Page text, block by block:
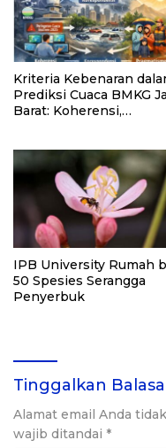
Kriteria Kebenaran
Prediksi Cuaca BMKG
Barat: Koherensi,
Peringatan Cuaca
2025
IPB University Rumah
50 Spesies Serangga
Penyerbuk
Tinggalkan
Alamat email Anda
wajib ditandai *